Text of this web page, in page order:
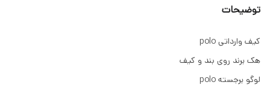
توضیحات
کیف وارداتی polo
هک برند روی بند و کیف
لوگو برجسته polo